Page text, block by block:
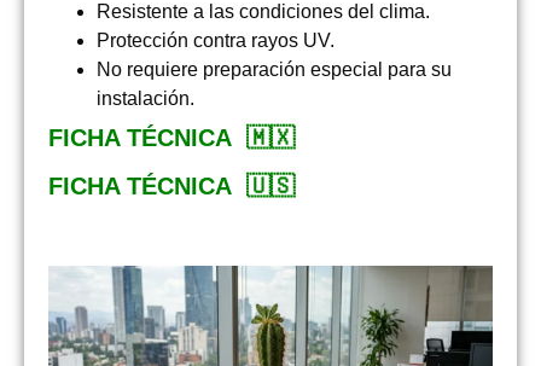
Resistente a las condiciones del clima.
Protección contra rayos UV.
No requiere preparación especial para su
instalación.
FICHA TÉCNICA 🇲🇽
FICHA TÉCNICA 🇺🇸